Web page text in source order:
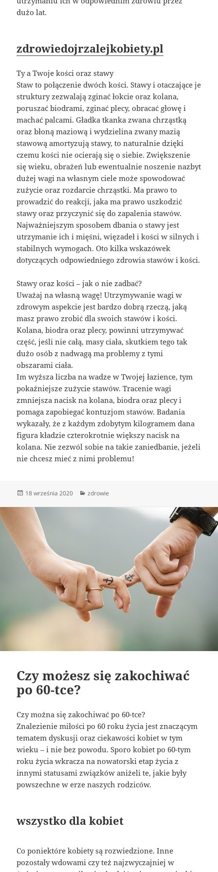
dużo lat.
zdrowiedojrzalejkobiety.pl
Ty a Twoje kości oraz stawy
Staw to połączenie dwóch kości. Stawy i otaczające je
struktury zezwalają zginać łokcie oraz kolana,
poruszać biodrami, zginać plecy, obracać głowę i
machać palcami. Gładka tkanka zwana chrząstką
oraz błoną maziową i wydzielina zwany mazią
stawową amortyzują stawy, to naturalnie dzięki
czemu kości nie ocierają się o siebie. Zwiększenie
się wieku, obrażeń lub ewentualnie noszenie nazbyt
dużej wagi na własnym ciele może spowodować
zużycie oraz rozdarcie chrząstki. Ma prawo to
prowadzić do reakcji, jaka ma prawo uszkodzić
stawy oraz przyczynić się do zapalenia stawów.
Najważniejszym sposobem dbania o stawy jest
utrzymanie ich i mięśni, więzadeł i kości w silnych i
stabilnych wymogach. Oto kilka wskazówek
dotyczących odpowiedniego zdrowia stawów i kości.
Stawy oraz kości – jak o nie zadbać?
Uważaj na własną wagę! Utrzymywanie wagi w
zdrowym aspekcie jest bardzo dobrą rzeczą, jaką
masz prawo zrobić dla swoich stawów i kości.
Kolana, biodra oraz plecy, powinni utrzymywać
część, jeśli nie całą, masy ciała, skutkiem tego tak
dużo osób z nadwagą ma problemy z tymi
obszarami ciała.
Im wyższa liczba na wadze w Twojej łazience, tym
pokaźniejsze zużycie stawów. Tracenie wagi
zmniejsza nacisk na kolana, biodra oraz plecy i
pomaga zapobiegać kontuzjom stawów. Badania
wykazały, że z każdym zdobytym kilogramem dana
figura kładzie czterokrotnie większy nacisk na
kolana. Nie zezwól sobie na takie zaniedbanie, jeżeli
nie chcesz mieć z nimi problemu!
Data
18 września 2020 Kategorie
zdrowie
Czy możesz się zakochiwać
po 60-tce?
Czy można się zakochiwać po 60-tce?
Znalezienie miłości po 60 roku życia jest znaczącym
tematem dyskusji oraz ciekawości kobiet w tym
wieku – i nie bez powodu. Sporo kobiet po 60-tym
roku życia wkracza na nowatorski etap życia z
innymi statusami związków aniżeli te, jakie były
powszechne w erze naszych rodziców.
wszystko dla kobiet
Co poniektóre kobiety są rozwiedzione. Inne
pozostały wdowami czy też najzwyczajniej w